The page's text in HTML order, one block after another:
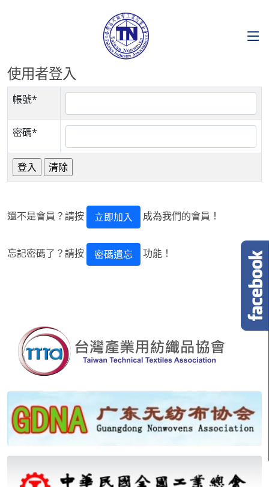
使用者登入
帳號*
密碼*
還不是會員？請按 立即加入 成為我們的會員！
忘記密碼了？請按 密碼遺忘 功能！